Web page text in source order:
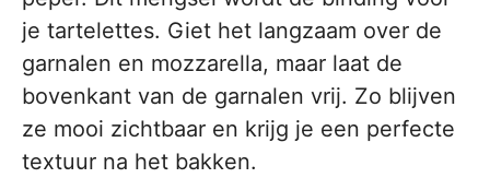
je tartelettes. Giet het langzaam over de
garnalen en mozzarella, maar laat de
bovenkant van de garnalen vrij. Zo blijven
ze mooi zichtbaar en krijg je een perfecte
textuur na het bakken.